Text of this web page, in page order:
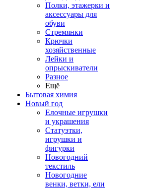
Полки, этажерки и
аксессуары для
обуви
Стремянки
Крючки
хозяйственные
Лейки и
опрыскиватели
Разное
Ещё
Бытовая химия
Новый год
Елочные игрушки
и украшения
Статуэтки,
игрушки и
фигурки
Новогодний
текстиль
Новогодние
венки, ветки, ели